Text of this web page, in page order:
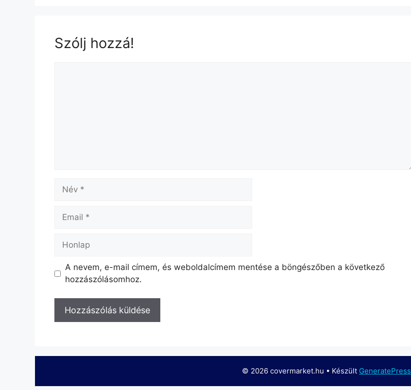
Szólj hozzá!
A nevem, e-mail címem, és weboldalcímem mentése a böngészőben a következő
hozzászólásomhoz.
© 2026 covermarket.hu • Készült GeneratePress